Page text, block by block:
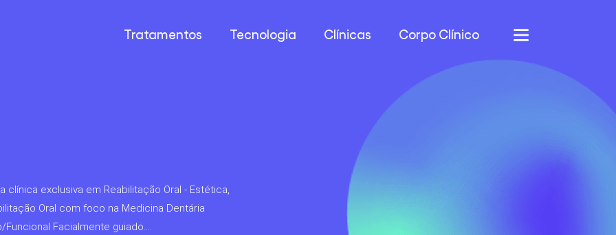
Tratamentos Tecnologia Clínicas Corpo Clínico
clínica exclusiva em Reabilitação Oral - Estética,
Oral com foco na Medicina Dentária
Facialmente guiado....